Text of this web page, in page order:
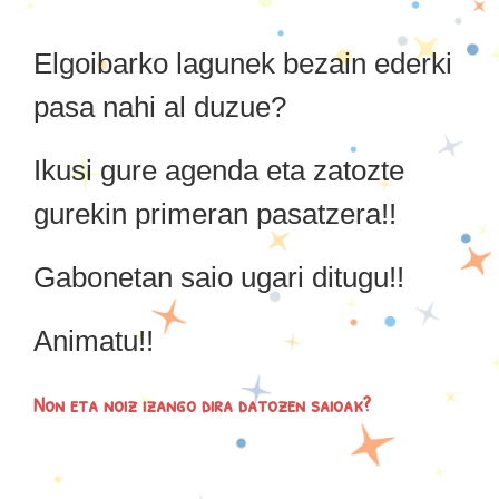
Elgoibarko lagunek bezain ederki
pasa nahi al duzue?
Ikusi gure agenda eta zatozte
gurekin primeran pasatzera!!
Gabonetan saio ugari ditugu!!
Animatu!!
Non eta noiz izango dira datozen saioak?